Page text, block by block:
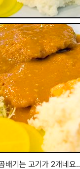
배기는 고기가 2개네요..